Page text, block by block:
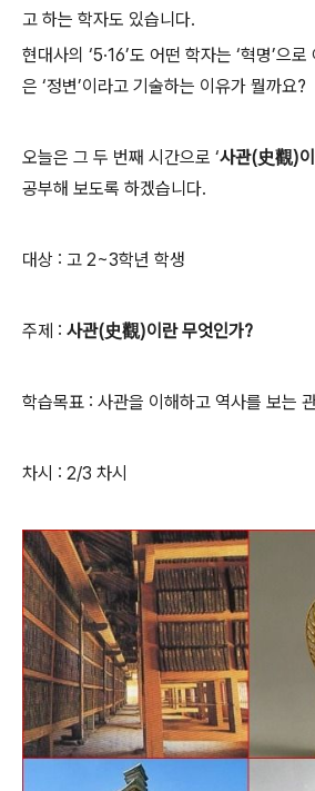
고 하는 학자도 있습니다.
현대사의 ‘5·16’도 어떤 학자는 ‘혁명’으
은 ‘정변’이라고 기술하는 이유가 뭘까요?
오늘은 그 두 번째 시간으로 ‘사관(史觀)이
공부해 보도록 하겠습니다.
대상 : 고 2~3학년 학생
주제 : 사관(史觀)이란 무엇인가?
학습목표 : 사관을 이해하고 역사를 보는
차시 : 2/3 차시